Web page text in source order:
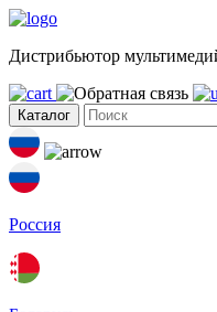
Дистрибьютор
Каталог
Россия